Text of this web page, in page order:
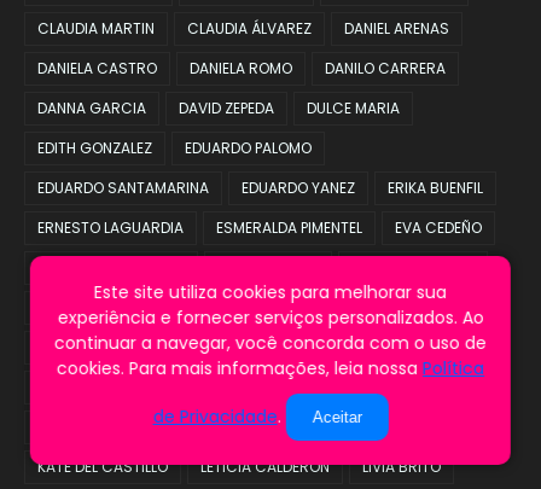
CLAUDIA MARTIN
CLAUDIA ÁLVAREZ
DANIEL ARENAS
DANIELA CASTRO
DANIELA ROMO
DANILO CARRERA
DANNA GARCIA
DAVID ZEPEDA
DULCE MARIA
EDITH GONZALEZ
EDUARDO PALOMO
EDUARDO SANTAMARINA
EDUARDO YANEZ
ERIKA BUENFIL
ERNESTO LAGUARDIA
ESMERALDA PIMENTEL
EVA CEDEÑO
GALA MONTES
GUY ECKER
HORACIO PANCHERI
INGRID MARTZ
IRINA BAEVA
ITATI CANTORAL
JOSE RON JUAN OSORIO
KATE DEL CASTILLO
LETICIA CALDERÓN LIVIA BRITO
Este site utiliza cookies para melhorar sua
experiência e fornecer serviços personalizados. Ao
continuar a navegar, você concorda com o uso de
cookies. Para mais informações, leia nossa Política
de Privacidade. Aceitar